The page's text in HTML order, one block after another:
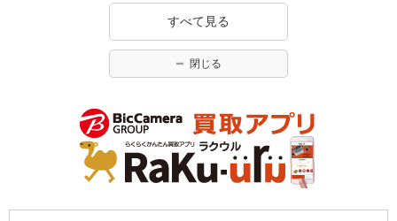
すべて見る
閉じる